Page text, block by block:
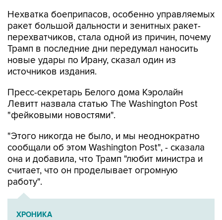
Нехватка боеприпасов, особенно управляемых
ракет большой дальности и зенитных ракет-
перехватчиков, стала одной из причин, почему
Трамп в последние дни передумал наносить
новые удары по Ирану, сказал один из
источников издания.
Пресс-секретарь Белого дома Кэролайн
Левитт назвала статью The Washington Post
"фейковыми новостями".
"Этого никогда не было, и мы неоднократно
сообщали об этом Washington Post", - сказала
она и добавила, что Трамп "любит министра и
считает, что он проделывает огромную
работу".
ХРОНИКА